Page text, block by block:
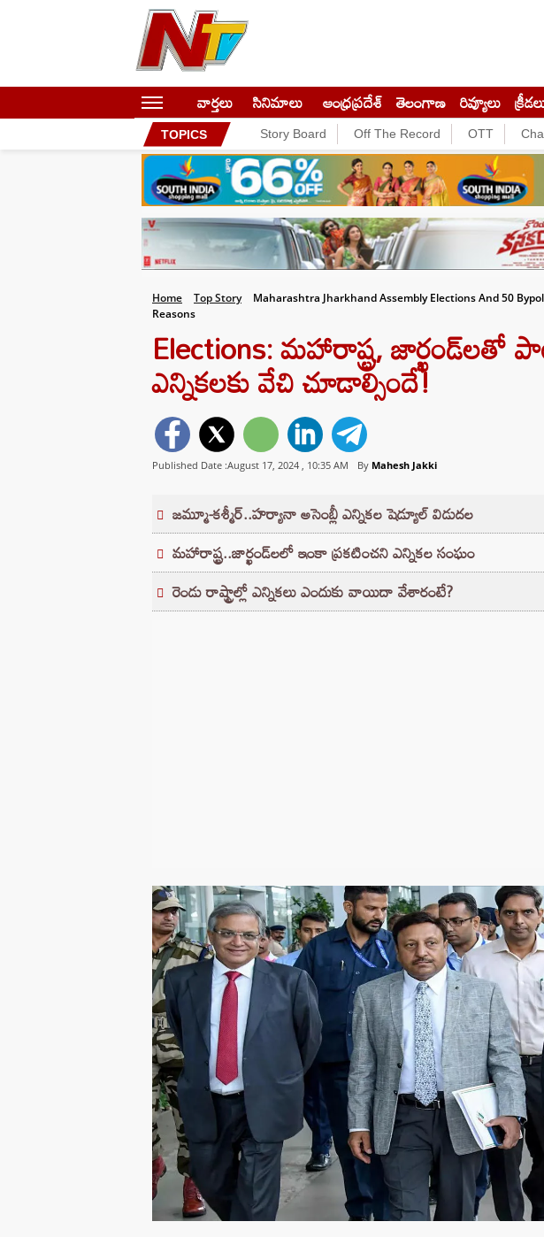
వార్తలు సినిమాలు ఆంధ్రప్రదేశ్ తెలంగాణ రివ్యూలు
TOPICS Story Board Off The Record OTT
Home Top Story
Maharashtra Jharkhand Assembly Elections And 50
Reasons
Elections: మహారాష్ట్ర, జార్ఖండ్‌లతో
ఎన్నికలకు వేచి చూడాల్సిందే!
Published Date :August 17, 2024 , 10:35 AM By Mahesh Jakki
జమ్మూ-కశ్మీర్..హర్యానా అసెంబ్లీ ఎన్నికల షెడ్యూల్ విడుదల
మహారాష్ట్ర..జార్ఖండ్‌లలో ఇంకా ప్రకటించని ఎన్నికల సంఘం
రెండు రాష్ట్రాల్లో ఎన్నికలు ఎందుకు వాయిదా వేశారంటే?